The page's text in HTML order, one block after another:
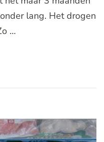
lang. Het drogen
…